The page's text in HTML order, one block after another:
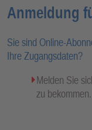
Anmeldung
Sie sind Online-
Ihre Zugangsdaten?
Melden Sie
zu bekommen.